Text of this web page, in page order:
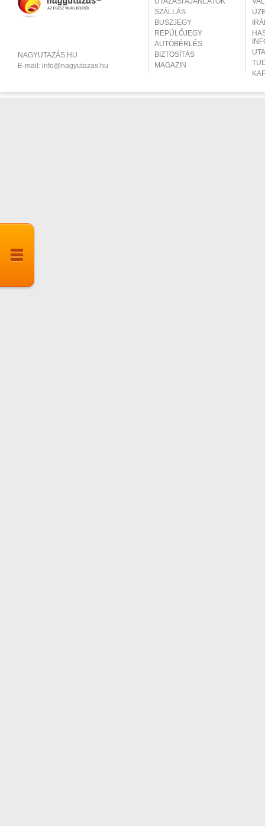
NAGYUTAZÁS.HU
E-mail: info@nagyutazas.hu
SZÁLLÁS
BUSZJEGY
REPÜLŐJEGY
AUTÓBÉRLÉS
BIZTOSÍTÁS
MAGAZIN